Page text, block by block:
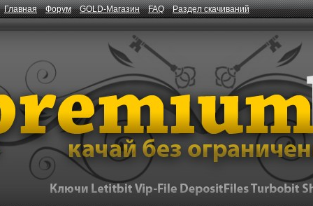
Главная Форум GOLD-Магазин FAQ Раздел скачиваний